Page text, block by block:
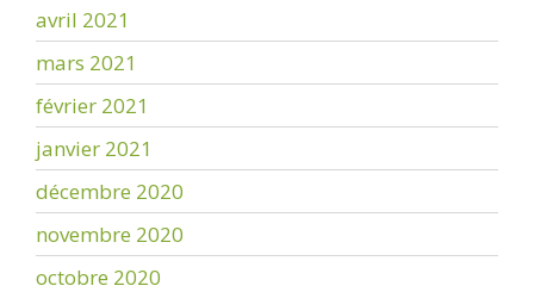
avril 2021
mars 2021
février 2021
janvier 2021
décembre 2020
novembre 2020
octobre 2020